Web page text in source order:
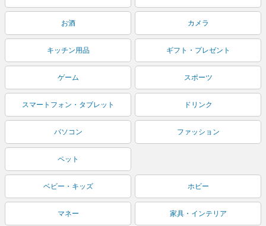
お酒 カメラ
キッチン用品 ギフト・プレゼント
ゲーム スポーツ
スマートフォン・タブレット ドリンク
パソコン ファッション
ペット
ベビー・キッズ ホビー
マネー 家具・インテリア